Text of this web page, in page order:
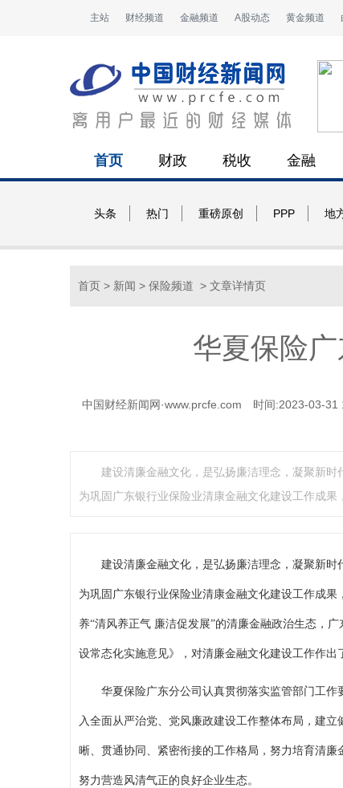
主站 财经频道 金融频道 A股动态 黄金频道
首页 财政 税收 金融
头条 热门 重磅原创 PPP 地
首页 > 新闻 > 保险频道 > 文章详情页
华夏保险
中国财经新闻网·www.prcfe.com 时间:2023-03-31
建设清廉金融文化，是弘扬廉洁理念，凝聚新时
为巩固广东银行业保险业清康金融文化建设工作成果
建设清廉金融文化，是弘扬廉洁理念，凝聚新时
为巩固广东银行业保险业清康金融文化建设工作成
养“清风养正气 廉洁促发展”的清廉金融政治生态，
设常态化实施意见》，对清廉金融文化建设工作作出
华夏保险广东分公司认真贯彻落实监管部门工
入全面从严治党、党风廉政建设工作整体布局，建
晰、贯通协同、紧密衔接的工作格局，努力培育清
努力营造风清气正的良好企业生态。